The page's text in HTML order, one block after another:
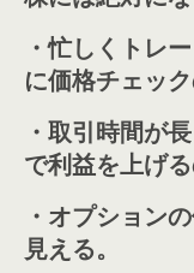
・忙しくトレ
に価格チェック
・取引時間が
で利益を上げる
・オプション
見える。